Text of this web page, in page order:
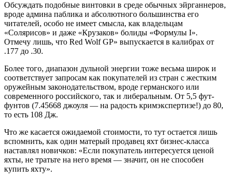
Обсуждать подобные винтовки в среде обычных эйрганнеров,
вроде админа паблика и абсолютного большинства его
читателей, особо не имеет смысла, как владельцам
«Солярисов» и даже «Крузаков» болиды «Формулы I».
Отмечу лишь, что Red Wolf GP» выпускается в калибрах от
.177 до .30.
Более того, диапазон дульной энергии тоже весьма широк и
соответствует запросам как покупателей из стран с жестким
оружейным законодательством, вроде германского или
современного российского, так и либеральным. От 5,5 фут-
фунтов (7.45668 джоуля — на радость кримэкспертизе!) до 80,
то есть 108 Дж.
Что же касается ожидаемой стоимости, то тут остается лишь
вспомнить, как один матерый продавец яхт бизнес-класса
наставлял новичков: «Если покупатель интересуется ценой
яхты, не тратьте на него время — значит, он не способен
купить яхту».